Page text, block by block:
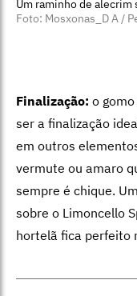
Um raminho de alecrim
Foto: Mosxonas_D A /
Finalização: o
ser a finalização
em outros
vermute ou amaro
sempre é chique.
sobre o Limoncello
hortelã fica perfeito